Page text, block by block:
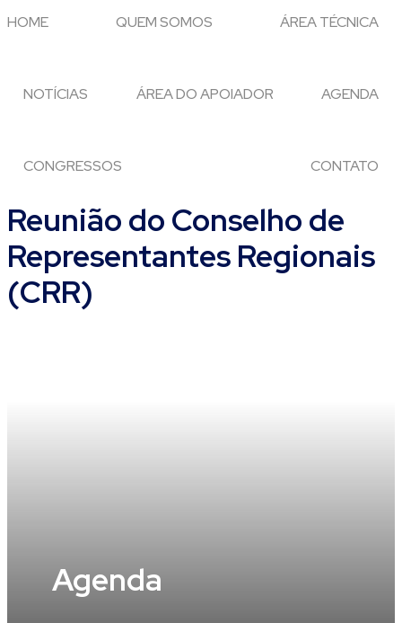
HOME QUEM SOMOS ÁREA TÉCNICA
NOTÍCIAS ÁREA DO APOIADOR AGENDA
CONGRESSOS CONTATO
Reunião do Conselho de
Representantes Regionais
(CRR)
Agenda